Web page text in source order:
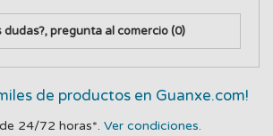
dudas?, pregunta al comercio(0)
de productos en Guanxe.com!
24/72 horas*. Ver condiciones.